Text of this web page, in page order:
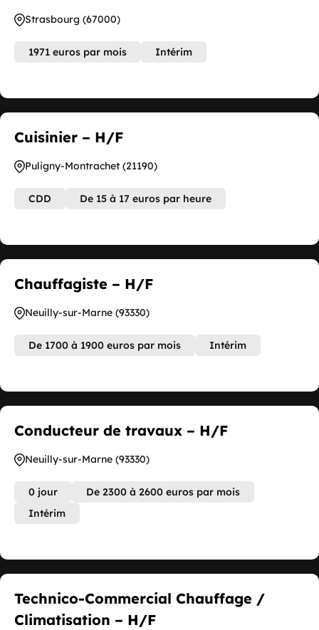
Strasbourg (67000)
1971 euros par mois Intérim
Cuisinier – H/F
Puligny-Montrachet (21190)
CDD De 15 à 17 euros par heure
Chauffagiste – H/F
Neuilly-sur-Marne (93330)
De 1700 à 1900 euros par mois Intérim
Conducteur de travaux – H/F
Neuilly-sur-Marne (93330)
0 jour
De 2300 à 2600 euros par mois
Intérim
Technico-Commercial Chauffage /
Climatisation – H/F